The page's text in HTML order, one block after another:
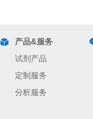
产品&服务
试剂产品
定制服务
分析服务